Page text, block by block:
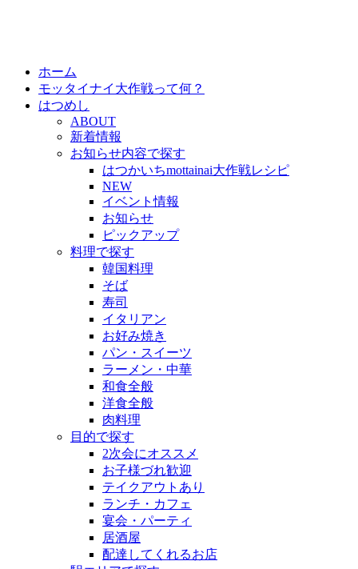
ホーム
モッタイナイ大作戦って何？
はつめし
ABOUT
新着情報
お知らせ内容で探す
はつかいちmottainai大作戦レシピ
NEW
イベント情報
お知らせ
ピックアップ
料理で探す
韓国料理
そば
寿司
イタリアン
お好み焼き
パン・スイーツ
ラーメン・中華
和食全般
洋食全般
肉料理
目的で探す
2次会にオススメ
お子様づれ歓迎
テイクアウトあり
ランチ・カフェ
宴会・パーティ
居酒屋
配達してくれるお店